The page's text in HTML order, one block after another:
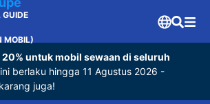
GUIDE
MOBIL)
untuk mobil sewaan di seluruh
berlaku hingga 11 Agustus 2026 -
juga!